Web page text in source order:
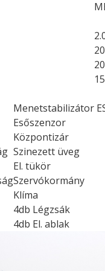
Menetstabilizátor
Esőszenzor
Központizár
Szinezett üveg
El. tükör
Szervókormány
Klíma
4db Légzsák
4db El. ablak